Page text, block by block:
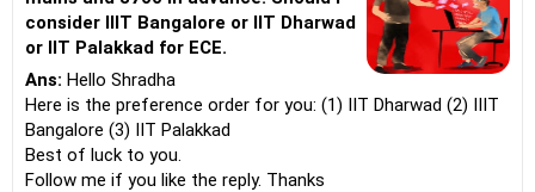
Radheshyam completed his civil engineering from the
Government Engineering College in Aurangabad.
consider IIIT Bangalore or IIT Dharwad
or IIT Palakkad for ECE.
Ans: Hello Shradha
Here is the preference order for you: (1) IIT Dharwad (2) IIIT
Bangalore (3) IIT Palakkad
Best of luck to you.
Follow me if you like the reply. Thanks